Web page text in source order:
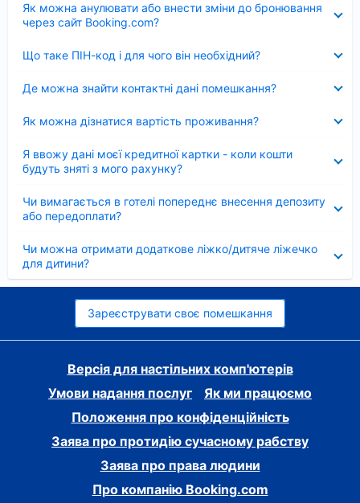
Як можна анулювати або внести зміни до бронювання
через сайт Booking.com?
Що таке ПІН-код і для чого він необхідний?
Де можна знайти контактні дані помешкання?
Як можна дізнатися вартість проживання?
Я ввожу дані моєї кредитної картки - коли кошти
будуть зняті з мого рахунку?
Чи вимагається в готелі попереднє внесення депозиту
або передоплати?
Чи можна отримати додаткове ліжко/дитяче ліжечко
для дитини?
Зареєструвати своє помешкання
Версія для настільних комп'ютерів
Умови надання послуг
Як ми працюємо
Положення про конфіденційність
Заява про протидію сучасному рабству
Заява про права людини
Про компанію Booking.com